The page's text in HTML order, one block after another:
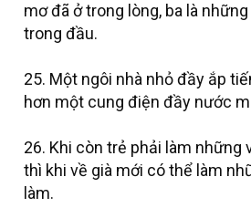
mơ đã ở trong lòng, ba là
trong đầu.
25. Một ngôi nhà nhỏ đầy ắp
hơn một cung điện đầy nước
26. Khi còn trẻ phải làm những
thì khi về già mới có thể làm
làm.